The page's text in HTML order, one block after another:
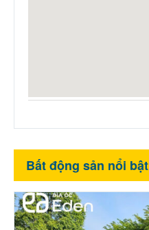
Bất động sản nổi bật